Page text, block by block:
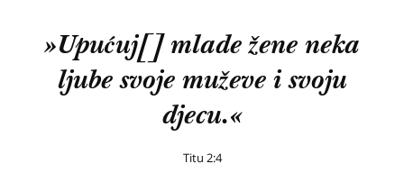
»Upućuj[] mlade žene neka
ljube svoje muževe i svoju
djecu.«
Titu 2:4